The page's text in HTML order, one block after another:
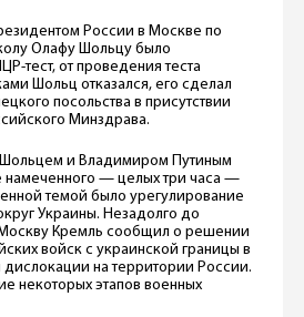
России в Москве по
Олафу Шольцу было
тест, от проведения теста
Шольц отказался, его сделал
посольства в присутствии
Минздрава.
и Владимиром Путиным
— целых три часа —
темой было урегулирование
Украины. Незадолго до
Кремль сообщил о решении
войск с украинской границы в
дислокации на территории России.
некоторых этапов военных